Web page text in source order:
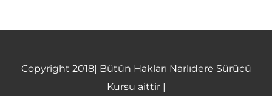
Copyright 2018| Bütün Hakları Narlıdere Sürücü
Kursu aittir |